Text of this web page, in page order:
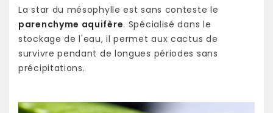
La star du mésophylle est sans conteste le
parenchyme aquifère. Spécialisé dans le
stockage de l'eau, il permet aux cactus de
survivre pendant de longues périodes sans
précipitations.